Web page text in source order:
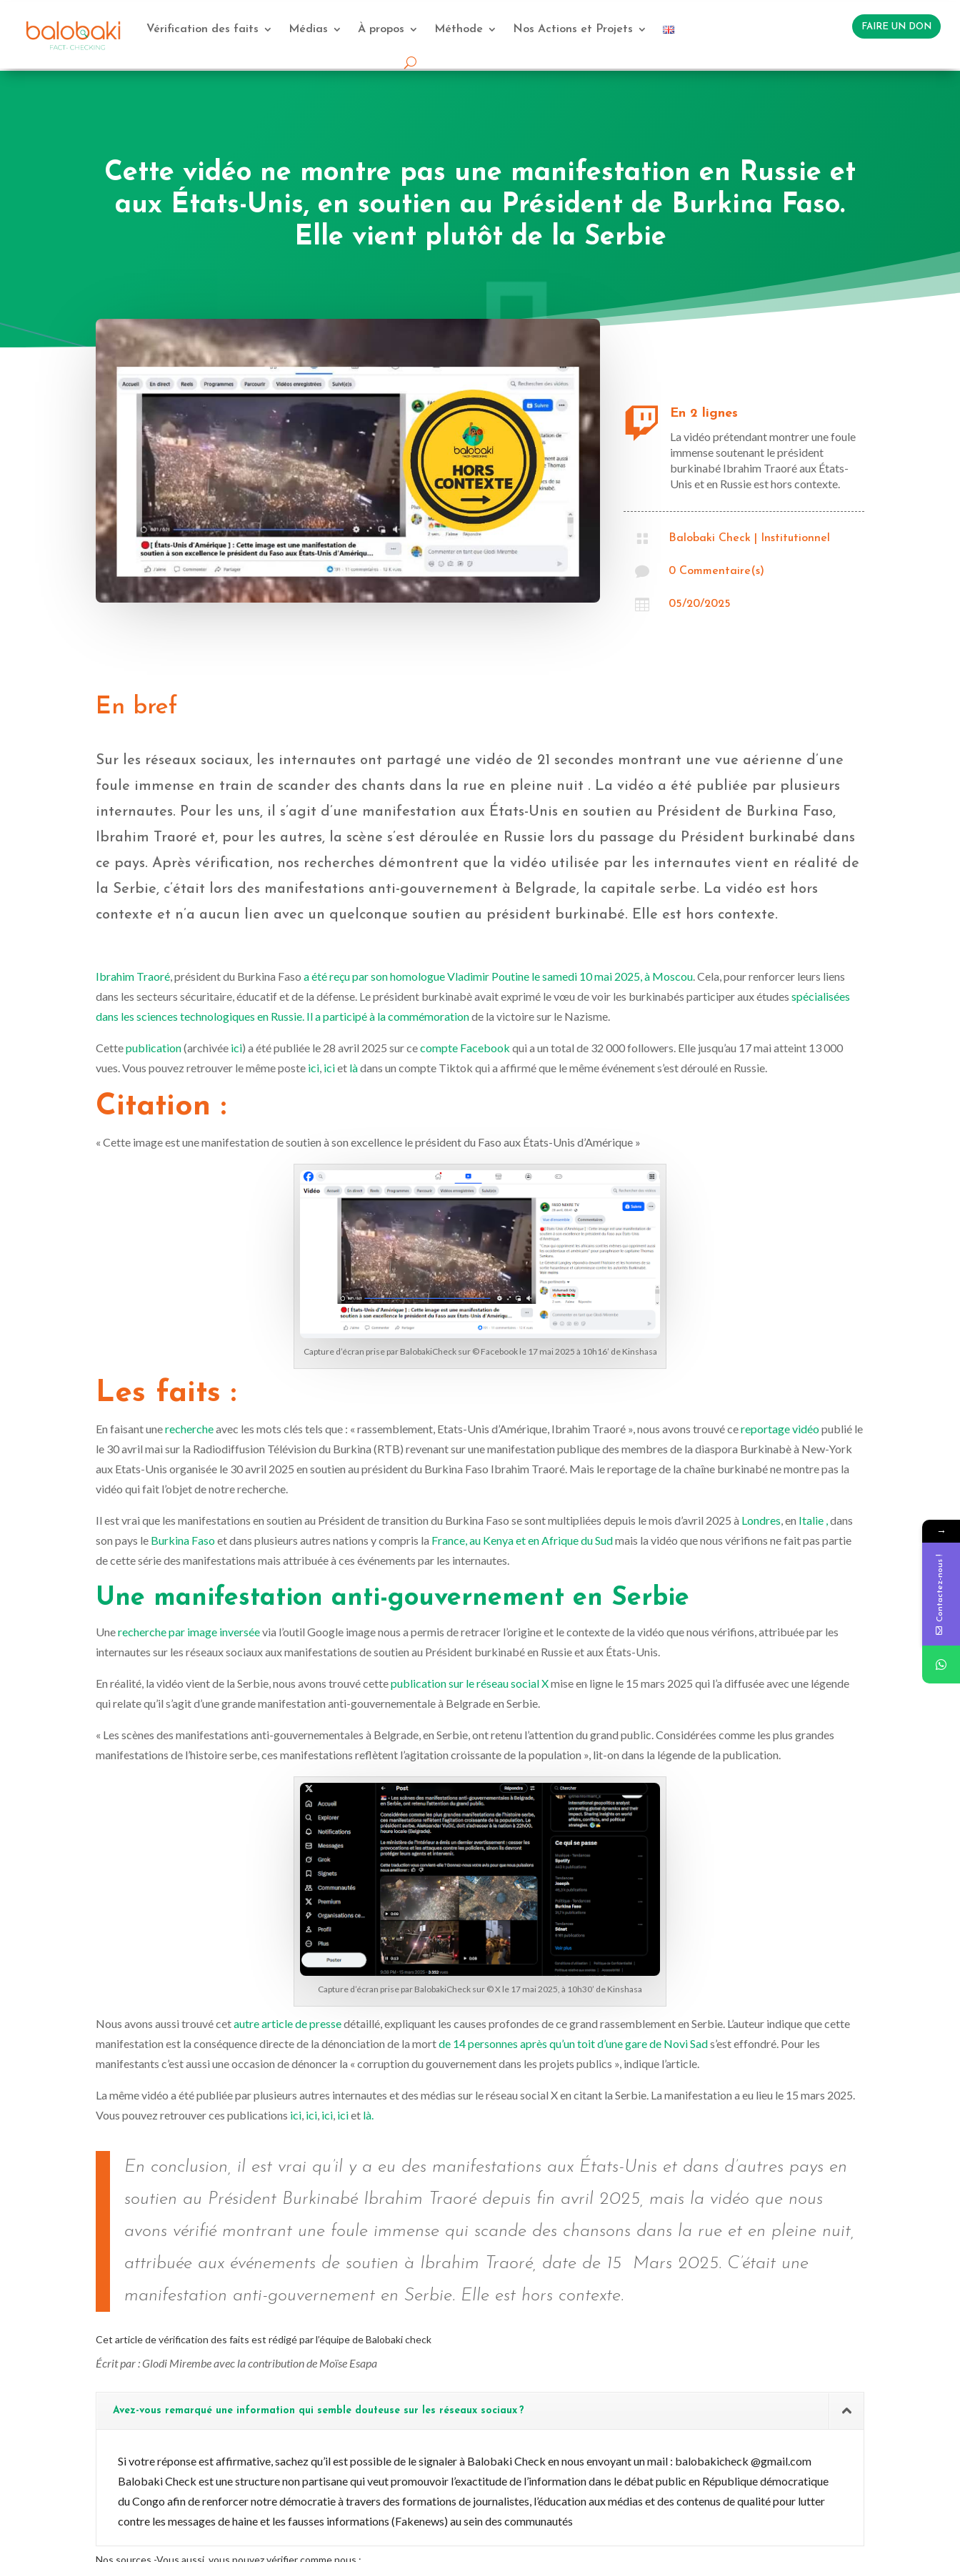
Vérification des faits Médias À propos Méthode Nos Actions et Projets FAIRE UN DON
Cette vidéo ne montre pas une manifestation en Russie et
aux États-Unis, en soutien au Président de Burkina Faso.
Elle vient plutôt de la Serbie

En 2 lignes
La vidéo prétendant montrer une foule
immense soutenant le président
burkinabé Ibrahim Traoré aux États-
Unis et en Russie est hors contexte.
 Balobaki Check Institutionnel
 0 Commentaire(s)
 05/20/2025
En bref
Sur les réseaux sociaux, les internautes ont partagé une vidéo de 21 secondes montrant une vue aérienne d’une
foule immense en train de scander des chants dans la rue en pleine nuit . La vidéo a été publiée par plusieurs
internautes. Pour les uns, il s’agit d’une manifestation aux États-Unis en soutien au Président de Burkina Faso,
Ibrahim Traoré et, pour les autres, la scène s’est déroulée en Russie lors du passage du Président burkinabé dans
ce pays. Après vérification, nos recherches démontrent que la vidéo utilisée par les internautes vient en réalité de
la Serbie, c’était lors des manifestations anti-gouvernement à Belgrade, la capitale serbe. La vidéo est hors
contexte et n’a aucun lien avec un quelconque soutien au président burkinabé. Elle est hors contexte.
Ibrahim Traoré, président du Burkina Faso a été reçu par son homologue Vladimir Poutine le samedi 10 mai 2025, à Moscou. Cela, pour renforcer leurs liens
dans les secteurs sécuritaire, éducatif et de la défense. Le président burkinabè avait exprimé le vœu de voir les burkinabés participer aux études spécialisées
dans les sciences technologiques en Russie. Il a participé à la commémorationde la victoire sur le Nazisme.
Cettepublication(archivée ici) a été publiée le 28 avril 2025 sur cecompte Facebook qui a un total de 32 000 followers. Elle jusqu’au 17 mai atteint 13 000
vues. Vous pouvez retrouver le même poste ici, iciet làdans un compte Tiktok qui a affirmé que le même événement s’est déroulé en Russie.
Citation :
« Cette image est une manifestation de soutien à son excellence le président du Faso aux États-Unis d’Amérique »
Capture d’écran prise par BalobakiCheck sur © Facebook le 17 mai 2025 à 10h16’ de Kinshasa
Les faits :
En faisantunerechercheavec les mots clés tels que : « rassemblement, Etats-Unis d’Amérique, Ibrahim Traoré », nous avons trouvé cereportage vidéopublié le
le 30 avril mai sur la Radiodiffusion Télévision du Burkina (RTB) revenant sur une manifestation publique des membres de la diaspora Burkinabè à New-York
aux Etats-Unis organisée le 30 avril 2025 en soutien au président du Burkina Faso Ibrahim Traoré. Mais le reportage de la chaîne burkinabé ne montre pas la
vidéo qui fait l’objet de notre recherche.
Il est vrai que les manifestations en soutien au Président de transition du Burkina Faso se sont multipliées depuis le mois d’avril 2025 à Londres, en Italie ,dans
son pays le Burkina Fasoet dans plusieurs autres nations y compris la France, au Kenya et en Afrique du Sudmais la vidéo que nous vérifions ne fait pas partie
de cette série des manifestations mais attribuée à ces événements par les internautes.
Une manifestation anti-gouvernement en Serbie
Unerecherche par image inverséevia l’outil Google image nous a permis deretracer l’origine et le contexte de la vidéo que nous vérifions, attribuée par les
internautes sur les réseaux sociaux aux manifestations de soutien au Président burkinabé en Russie et aux États-Unis.
En réalité, la vidéo vient de la Serbie, nous avons trouvé cettepublication sur le réseau social Xmise en ligne le 15 mars 2025 qui l’a diffusée avec une légende
qui relate qu’il s’agit d’une grande manifestation anti-gouvernementale à Belgrade en Serbie.
« Les scènes des manifestations anti-gouvernementales à Belgrade, en Serbie, ont retenu l’attention du grand public. Considérées comme les plus grandes
manifestations de l’histoire serbe, ces manifestations reflètent l’agitation croissante de la population », lit-on dans la légende de la publication.
Capture d’écran prise par BalobakiCheck sur © X le 17 mai 2025, à 10h30’ de Kinshasa
Nous avons aussi trouvé cetautre article de pressedétaillé, expliquant les causes profondes de ce grand rassemblement en Serbie. L’auteur indique que cette
manifestation est la conséquence directe de la dénonciation de la mortde 14 personnes après qu’un toit d’une gare de Novi Sads’est effondré. Pour les
manifestants c’est aussi une occasion de dénoncer la « corruption du gouvernement dans les projets publics », indique l’article.
La même vidéo a été publiée par plusieurs autres internautes et des médias sur le réseau social X en citant la Serbie. La manifestation a eu lieu le 15 mars 2025.
Vous pouvez retrouver ces publications ici, ici, ici, iciet là.
En conclusion, il est vrai qu’il y a eu des manifestations aux États-Unis et dans d’autres pays en
soutien au Président Burkinabé Ibrahim Traoré depuis fin avril 2025, mais la vidéo que nous
avons vérifié montrant une foule immense qui scande des chansons dans la rue et en pleine nuit,
attribuée aux événements de soutien à Ibrahim Traoré, date de 15 Mars 2025. C’était une
manifestation anti-gouvernement en Serbie. Elle est hors contexte.
Cet article de vérification des faits est rédigé par l’équipe de Balobaki check
Écrit par : Glodi Mirembe avec la contribution de Moïse Esapa
Avez-vous remarqué une information qui semble douteuse sur les réseaux sociaux ?
Si votre réponse est affirmative, sachez qu’il est possible de le signaler à Balobaki Check en nous envoyant un mail : balobakicheck @gmail.com
Balobaki Check est une structure non partisane qui veut promouvoir l’exactitude de l’information dans le débat public en République démocratique
du Congo afin de renforcer notre démocratie à travers des formations de journalistes, l’éducation aux médias et des contenus de qualité pour lutter
contre les messages de haine et les fausses informations (Fakenews) au sein des communautés
Nos sources -Vous aussi, vous pouvez vérifier comme nous :
→
Contactez-nous !